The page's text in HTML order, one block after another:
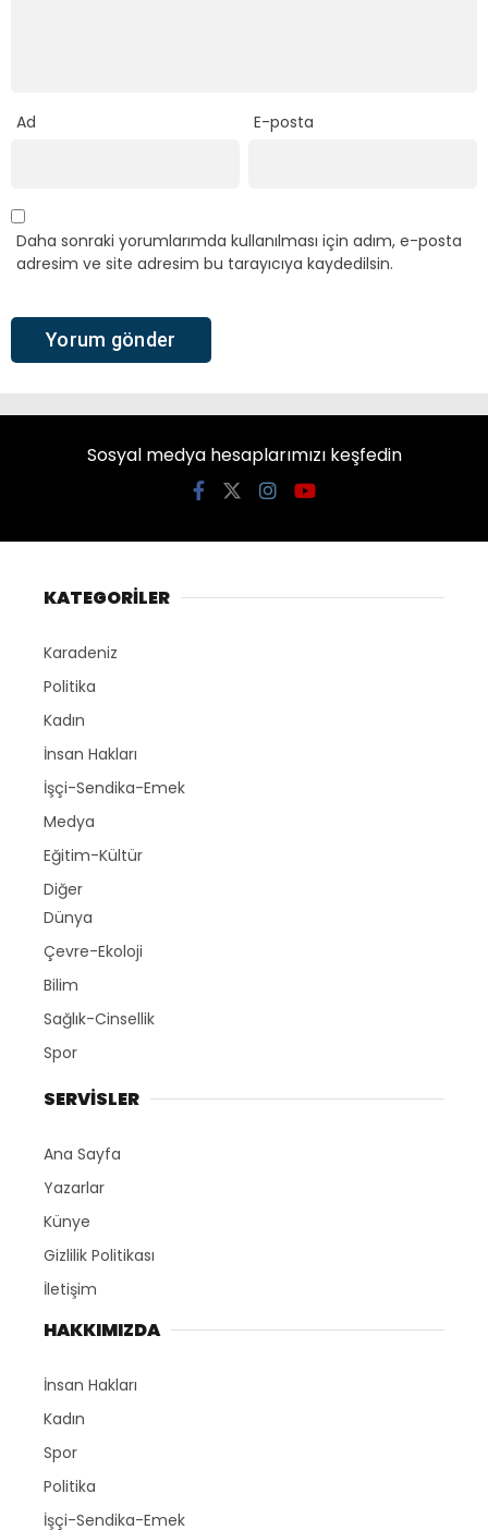
Ad E-posta
Daha sonraki yorumlarımda kullanılması için adım, e-posta
adresim ve site adresim bu tarayıcıya kaydedilsin.
Sosyal medya hesaplarımızı keşfedin
KATEGORİLER
Karadeniz
Politika
Kadın
İnsan Hakları
İşçi-Sendika-Emek
Medya
Eğitim-Kültür
Diğer
Dünya
Çevre-Ekoloji
Bilim
Sağlık-Cinsellik
Spor
SERVİSLER
Ana Sayfa
Yazarlar
Künye
Gizlilik Politikası
İletişim
HAKKIMIZDA
İnsan Hakları
Kadın
Spor
Politika
İşçi-Sendika-Emek